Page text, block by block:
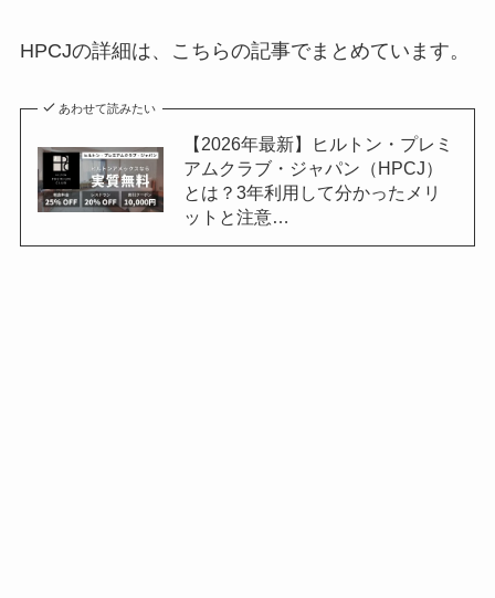
HPCJの詳細は、こちらの記事でまとめています。
あわせて読みたい
【2026年最新】ヒルトン・プレミ
アムクラブ・ジャパン（HPCJ）
とは？3年利用して分かったメリ
ットと注意…